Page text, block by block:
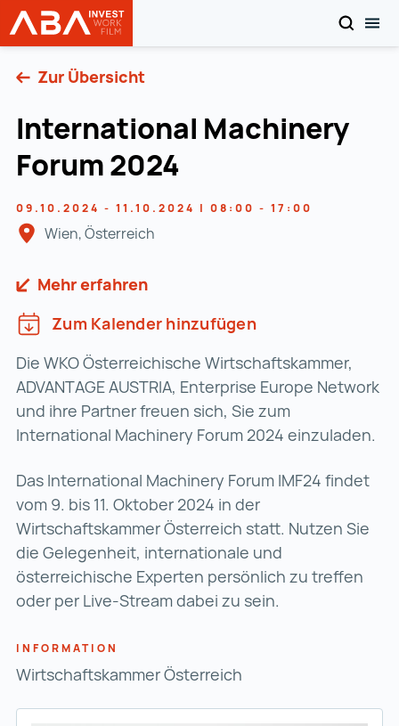
Startseite | INVEST in AUSTRIA
SUCHEN
Zur Übersicht
International Machinery
Forum 2024
09.10.2024 - 11.10.2024 | 08:00 - 17:00
Wien, Österreich
Mehr erfahren
Zum Kalender hinzufügen
Die WKO Österreichische Wirtschaftskammer,
ADVANTAGE AUSTRIA, Enterprise Europe Network
und ihre Partner freuen sich, Sie zum
International Machinery Forum 2024 einzuladen.
Das International Machinery Forum IMF24 findet
vom 9. bis 11. Oktober 2024 in der
Wirtschaftskammer Österreich statt. Nutzen Sie
die Gelegenheit, internationale und
österreichische Experten persönlich zu treffen
oder per Live-Stream dabei zu sein.
INFORMATION
Wirtschaftskammer Österreich